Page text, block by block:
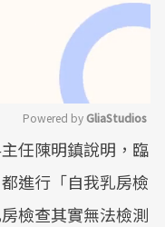
Mute
Powered by GliaStudios
任陳明鎮說明，臨
進行「自我乳房檢
檢查其實無法檢測